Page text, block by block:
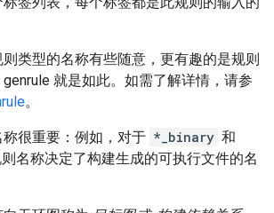
类型的名称有些随意，更有趣的是规则
就是如此。如需了解详情，请参
。
很重要：例如，对于 *_binary 和
名称决定了构建生成的可执行文件的名